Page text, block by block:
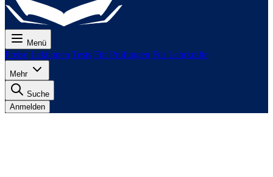
Menü
Preise Lektionen Tests Für Prüfungen Für Lehrkräfte
Mehr
Suche
Anmelden